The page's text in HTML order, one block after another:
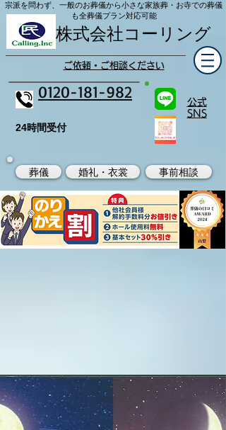
株式会社コーリング
宗派を問わず、一般のお葬儀から小さな家族葬・お寺での葬儀
も全葬儀プラン対応可能
ご依頼・ご相談ください
0120-181-982
24時間受付
公式
SNS
葬儀 婚礼・衣裳 事前相談